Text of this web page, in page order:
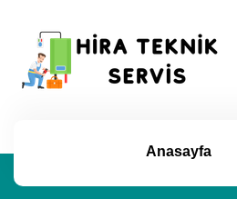
Anasayfa